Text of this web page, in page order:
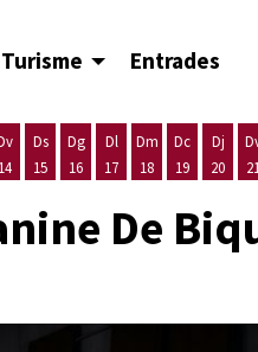
Turisme Entrades
14
Ds
15
Dg
16
Dl
17
Dm
18
Dc
19
Dj
20
De